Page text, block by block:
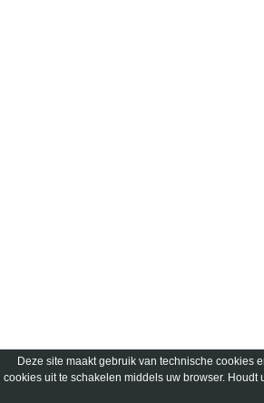
Deze site maakt gebruik van technische cookies
cookies uit te schakelen middels uw browser.